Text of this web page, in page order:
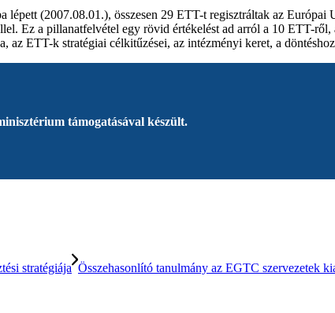
lépett (2007.08.01.), összesen 29 ETT-t regisztráltak az
Ez a pillanatfelvétel egy rövid értékelést ad arról a 10 ETT-
az ETT-k stratégiai célkitűzései, az intézményi keret, a
támogatásával készült.
stratégiája Összehasonlító tanulmány az EGTC szervezetek